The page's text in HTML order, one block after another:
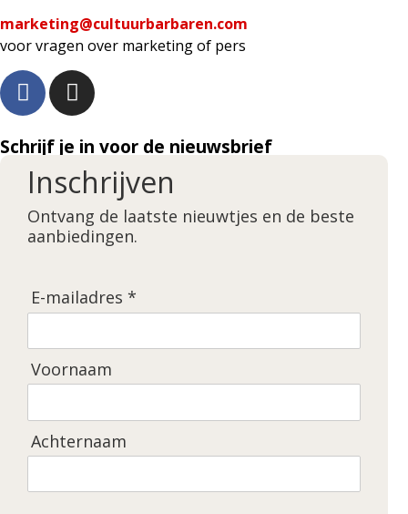
marketing@cultuurbarbaren.com
voor vragen over marketing of pers
Schrijf je in voor de nieuwsbrief
Inschrijven
Ontvang de laatste nieuwtjes en de beste
aanbiedingen.
E-mailadres *
Voornaam
Achternaam